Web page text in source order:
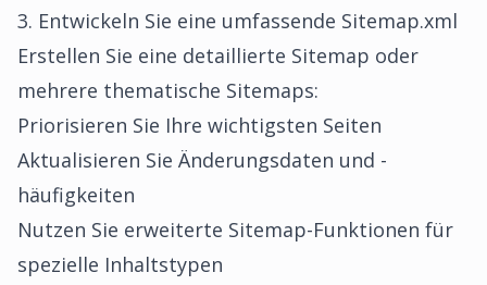
3. Entwickeln Sie eine umfassende Sitemap.xml
Erstellen Sie eine detaillierte Sitemap oder
mehrere thematische Sitemaps:
Priorisieren Sie Ihre wichtigsten Seiten
Aktualisieren Sie Änderungsdaten und -
häufigkeiten
Nutzen Sie erweiterte Sitemap-Funktionen für
spezielle Inhaltstypen